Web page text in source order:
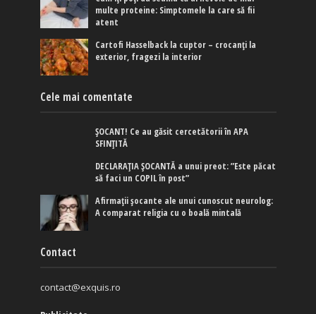
multe proteine: Simptomele la care să fii
atent
Cartofi Hasselback la cuptor – crocanți la
exterior, fragezi la interior
Cele mai comentate
ȘOCANT! Ce au găsit cercetătorii în APA
SFINȚITĂ
DECLARAȚIA ȘOCANTĂ a unui preot: ”Este păcat
să faci un COPIL în post”
Afirmaţii şocante ale unui cunoscut neurolog:
A comparat religia cu o boală mintală
Contact
contact@exquis.ro